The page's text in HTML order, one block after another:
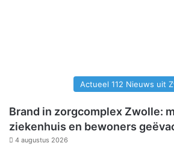
Actueel 112 Nieuws uit
Brand in zorgcomplex Zwolle:
ziekenhuis en bewoners
4 augustus 2026